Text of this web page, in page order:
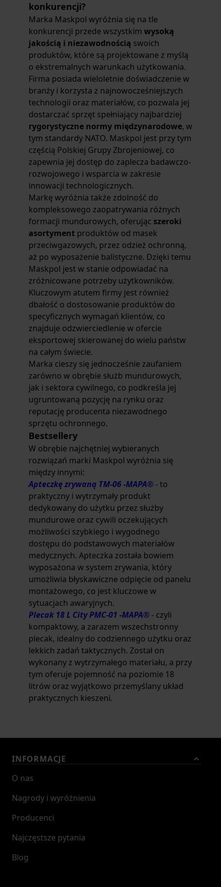
konkurencji?
Marka Maskpol wyróżnia się na tle
konkurencji przede wszystkim wysoką
jakością i niezawodnością swoich
produktów, które są projektowane z myślą
o ekstremalnych warunkach użytkowania.
Firma posiada wieloletnie doświadczenie w
branży i korzysta z najnowocześniejszych
technologii oraz materiałów, co pozwala jej
dostarczać sprzęt spełniający najbardziej
rygorystyczne normy międzynarodowe, w
tym standardy NATO. Maskpol jest przy tym
częścią Polskiej Grupy Zbrojeniowej, co
zapewnia jej dostęp do zaplecza badawczo-
rozwojowego i wsparcia w zakresie
innowacji technologicznych.
Markę wyróżnia także zdolność do
kompleksowego zaopatrywania różnych
formacji mundurowych, oferując szeroki
asortyment produktów od masek
przeciwgazowych, przez odzież ochronną,
aż po wyposażenie balistyczne. Dzięki temu
Maskpol jest w stanie odpowiadać na
zróżnicowane potrzeby użytkowników.
Kluczowym atutem firmy jest również
dbałość o dostosowanie produktów do
specyficznych wymagań klientów, co
znajduje odzwierciedlenie w ofercie
eksportowej skierowanej do wielu państw
na całym świecie.
Marka cieszy się jednocześnie zaufaniem
zarówno w obrębie służb mundurowych,
jak i sektora cywilnego, co podkreśla jej
ugruntowaną pozycję na rynku oraz
reputację producenta niezawodnego
sprzętu ochronnego.
Bestsellery
W obrębie najchętniej wybieranych
rozwiązań marki Maskpol wyróżnia się
między innymi:
Apteczkę zrywaną TM-06 -MAPA® - to
praktyczny i wytrzymały produkt
dedykowany do użytku przez służby
mundurowe oraz cywili oczekujących
możliwości szybkiego i wygodnego
dostępu do podstawowych materiałów
medycznych. Apteczka została bowiem
wyposażona w system zrywania, który
umożliwia błyskawiczne odpięcie od panelu
montażowego, co jest kluczowe w
sytuacjach awaryjnych.
Plecak 18 L City PMC-01 -MAPA® - czyli
kompaktowy, a zarazem wszechstronny
plecak, idealny do codziennego użytku oraz
lekkich zadań taktycznych. Został on
wykonany z wytrzymałego materiału, a przy
tym oferuje pojemność na poziomie 18
litrów oraz wyjątkowo przemyślany układ
praktycznych kieszeni.
INFORMACJE
O nas
Nagrody i wyróżnienia
Producenci
Najczęstsze pytania
Blog